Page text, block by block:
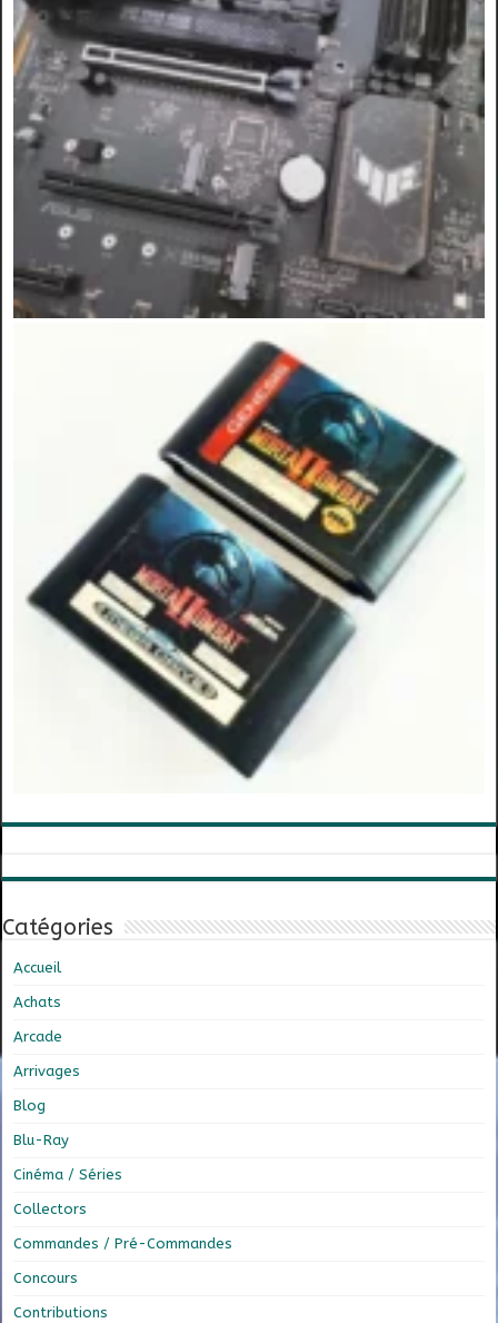
Catégories
Accueil
Achats
Arcade
Arrivages
Blog
Blu-Ray
Cinéma / Séries
Collectors
Commandes / Pré-Commandes
Concours
Contributions